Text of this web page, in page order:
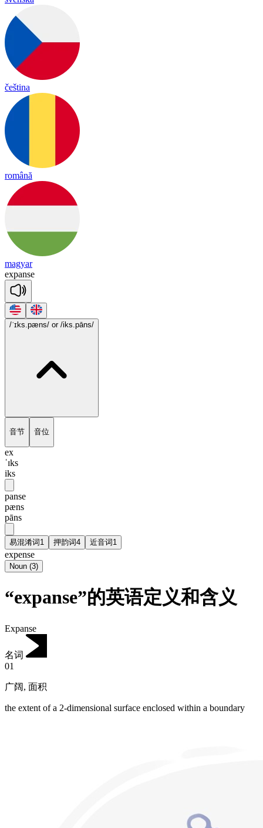
čeština
română
magyar
expanse
/ˈɪks.pæns/ or /iks.pāns/
音节 音位
ex
ˈɪks
iks
panse
pæns
pāns
易混淆词1 押韵词4 近音词1
expense
Noun (3)
“expanse”的英语定义和含义
Expanse
名词
01
广阔, 面积
the extent of a 2-dimensional surface enclosed within a boundary